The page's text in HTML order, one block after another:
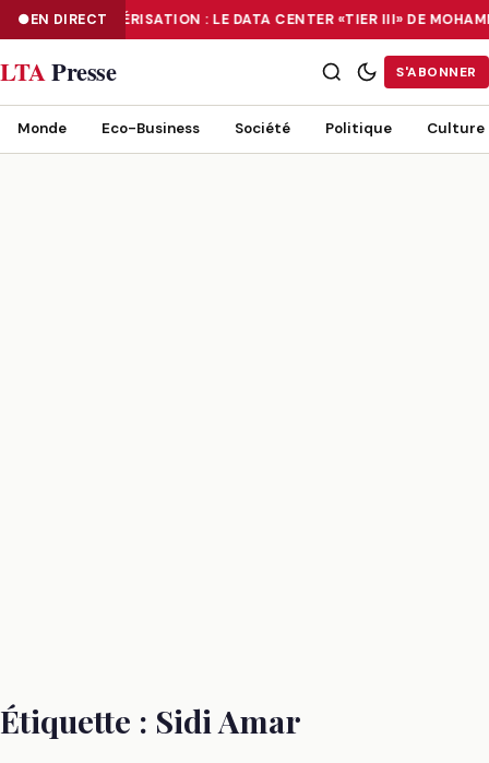
EN DIRECTNUMÉRISATION : LE DATA CENTER «TIER III» DE
NUMÉRISATION : LE DATA CENTER «TIER III» DE MOHAMMADIA, UN
LTAPresse S'ABONNER
Monde Eco-Business Société Politique Culture
Étiquette : Sidi Amar